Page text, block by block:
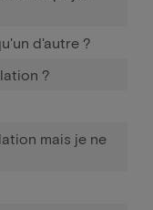
d'autre ?
?
mais je ne